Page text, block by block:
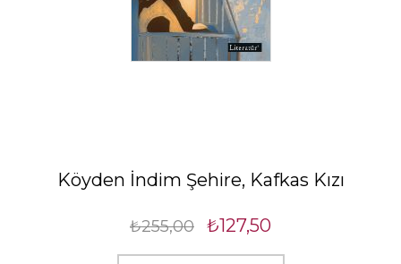
Köyden İndim Şehire, Kafkas Kızı
₺255,00 ₺127,50